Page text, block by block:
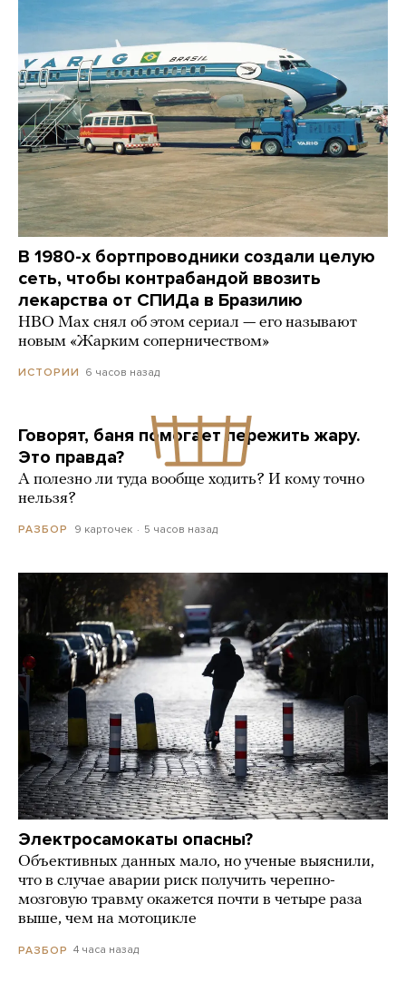
В 1980-х бортпроводники создали целую
сеть, чтобы контрабандой ввозить
лекарства от СПИДа в Бразилию
HBO Max снял об этом сериал — его называют
новым «Жарким соперничеством»
ИСТОРИИ 6 часов назад
Говорят, баня помогает пережить жару.
Это правда?
А полезно ли туда вообще ходить? И кому точно
нельзя?
РАЗБОР 9 карточек 5 часов назад
Электросамокаты опасны?
Объективных данных мало, но ученые выяснили,
что в случае аварии риск получить черепно-
мозговую травму окажется почти в четыре раза
выше, чем на мотоцикле
РАЗБОР 4 часа назад